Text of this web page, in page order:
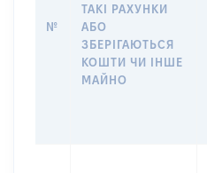
№
ТАКІ РАХУНКИ
АБО
ЗБЕРІГАЮТЬСЯ
КОШТИ ЧИ ІНШЕ
МАЙНО